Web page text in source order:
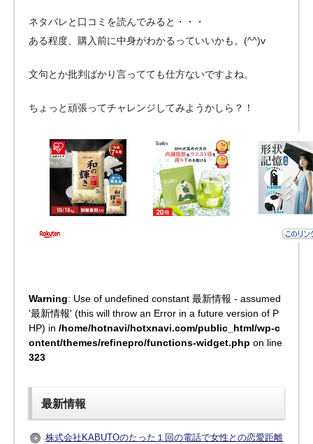
ネタバレと口コミを読んでみると・・・
ある程度、購入前に中身がわかるっていいかも。(^^)v
文句とか批判ばかり言ってても仕方ないですよね。
ちょっと頑張ってチャレンジしてみようかしら？！
Warning: Use of undefined constant 最新情報 - assumed
'最新情報' (this will throw an Error in a future version of P
HP) in /home/hotnavi/hotxnavi.com/public_html/wp-c
ontent/themes/refinepro/functions-widget.php on line
323
最新情報
株式会社KABUTOのたった１回の電話で女性との恋愛距離